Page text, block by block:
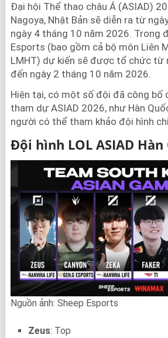
Đại hội Thể thao châu Á (ASIAD)
Nagoya, Nhật Bản sẽ diễn ra từ
ngày 4 tháng 10 năm 2026. Trong
Esports (bao gồm cả bộ môn Liên
LMHT) dự kiến sẽ được tổ chức từ
đến ngày 2 tháng 10 năm 2026.
Hiện tại, có một số đội đã công bố
tham dự ASIAD 2026, như Hàn
người có thể tham khảo đội hình
Đội hình LOL ASIAD Hàn
Nguồn ảnh: Sheep Esports
Zeus: Top ⁠